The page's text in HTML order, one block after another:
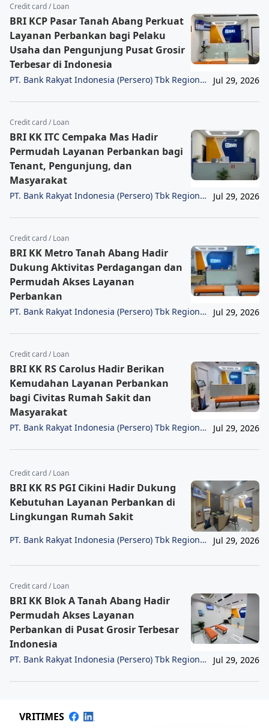
Credit card / Loan
BRI KCP Pasar Tanah Abang Perkuat
Layanan Perbankan bagi Pelaku
Usaha dan Pengunjung Pusat Grosir
Terbesar di Indonesia
PT. Bank Rakyat Indonesia (Persero) Tbk Region
Jul 29, 2026
Credit card / Loan
BRI KK ITC Cempaka Mas Hadir
Permudah Layanan Perbankan bagi
Tenant, Pengunjung, dan
Masyarakat
PT. Bank Rakyat Indonesia (Persero) Tbk Region
Jul 29, 2026
Credit card / Loan
BRI KK Metro Tanah Abang Hadir
Dukung Aktivitas Perdagangan dan
Permudah Akses Layanan
Perbankan
PT. Bank Rakyat Indonesia (Persero) Tbk Region
Jul 29, 2026
Credit card / Loan
BRI KK RS Carolus Hadir Berikan
Kemudahan Layanan Perbankan
bagi Civitas Rumah Sakit dan
Masyarakat
PT. Bank Rakyat Indonesia (Persero) Tbk Region
Jul 29, 2026
Credit card / Loan
BRI KK RS PGI Cikini Hadir Dukung
Kebutuhan Layanan Perbankan di
Lingkungan Rumah Sakit
PT. Bank Rakyat Indonesia (Persero) Tbk Region
Jul 29, 2026
Credit card / Loan
BRI KK Blok A Tanah Abang Hadir
Permudah Akses Layanan
Perbankan di Pusat Grosir Terbesar
Indonesia
PT. Bank Rakyat Indonesia (Persero) Tbk Region
Jul 29, 2026
VRITIMES